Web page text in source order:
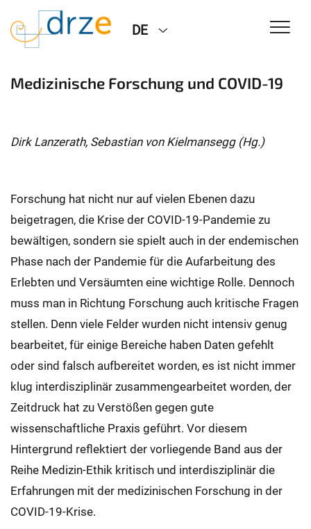
DE
Medizinische Forschung und COVID-19
Dirk Lanzerath, Sebastian von Kielmansegg (Hg.)
Forschung hat nicht nur auf vielen Ebenen dazu
beigetragen, die Krise der COVID-19-Pandemie zu
bewältigen, sondern sie spielt auch in der endemischen
Phase nach der Pandemie für die Aufarbeitung des
Erlebten und Versäumten eine wichtige Rolle. Dennoch
muss man in Richtung Forschung auch kritische Fragen
stellen. Denn viele Felder wurden nicht intensiv genug
bearbeitet, für einige Bereiche haben Daten gefehlt
oder sind falsch aufbereitet worden, es ist nicht immer
klug interdisziplinär zusammengearbeitet worden, der
Zeitdruck hat zu Verstößen gegen gute
wissenschaftliche Praxis geführt. Vor diesem
Hintergrund reflektiert der vorliegende Band aus der
Reihe Medizin-Ethik kritisch und interdisziplinär die
Erfahrungen mit der medizinischen Forschung in der
COVID-19-Krise.